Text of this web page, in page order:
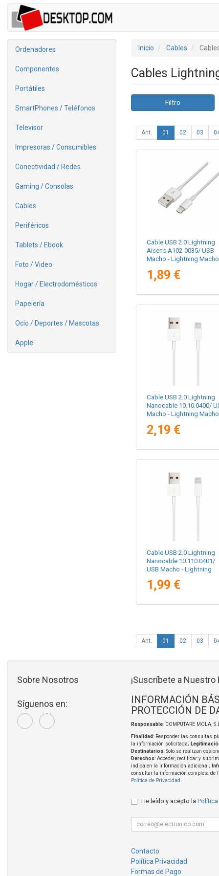
Ordenadores
Componentes
Portátiles
SmartPhones / Teléfonos
Televisor
Impresoras / Consumibles
Conectividad / Redes
Gaming / Consolas
Cables
Periféricos
Tablets / Ebook
Foto / Video
Hogar / Electrodomésticos
Papelería
Ocio / Deportes / Mascotas
Apple
Inicio Cables
Cables
Filtro
Ant. 01 02 03
Cable USB 2.0 Lightning
Aisens A102-0035/ USB
Macho - Lightning
1,89 €
Cable USB 2.0 Lightning
Nanocable 10.10.0400/
Macho - Lightning
2,19 €
Cable USB 2.0 Lightning
Nanocable 10.110.0401/
USB Macho - Lightning
1,99 €
Ant. 01 02 03
Sobre Nosotros
Síguenos en:
¡Suscríbete a Nuestro
INFORMACIÓN
PROTECCIÓN DE
Responsable: COMPUTARE MOLA,
Finalidad: Responder las consultas
la información solicitada;
Destinatarios: Solo se realizan
Derechos: Acceder, rectificar y
indica en la información adicional;
consultar la información completa de
Política de Privacidad.
He leído y acepto la Política
Contacto
Política Privacidad
Formas de Pago